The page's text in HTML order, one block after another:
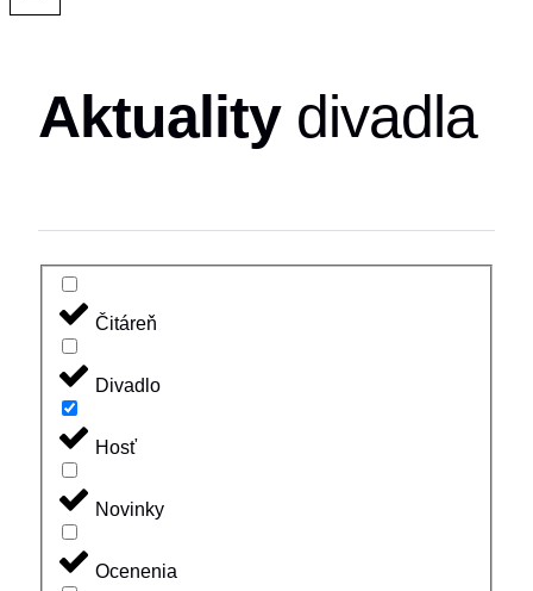
Aktuality divadla
Čitáreň
Divadlo
Hosť
Novinky
Ocenenia